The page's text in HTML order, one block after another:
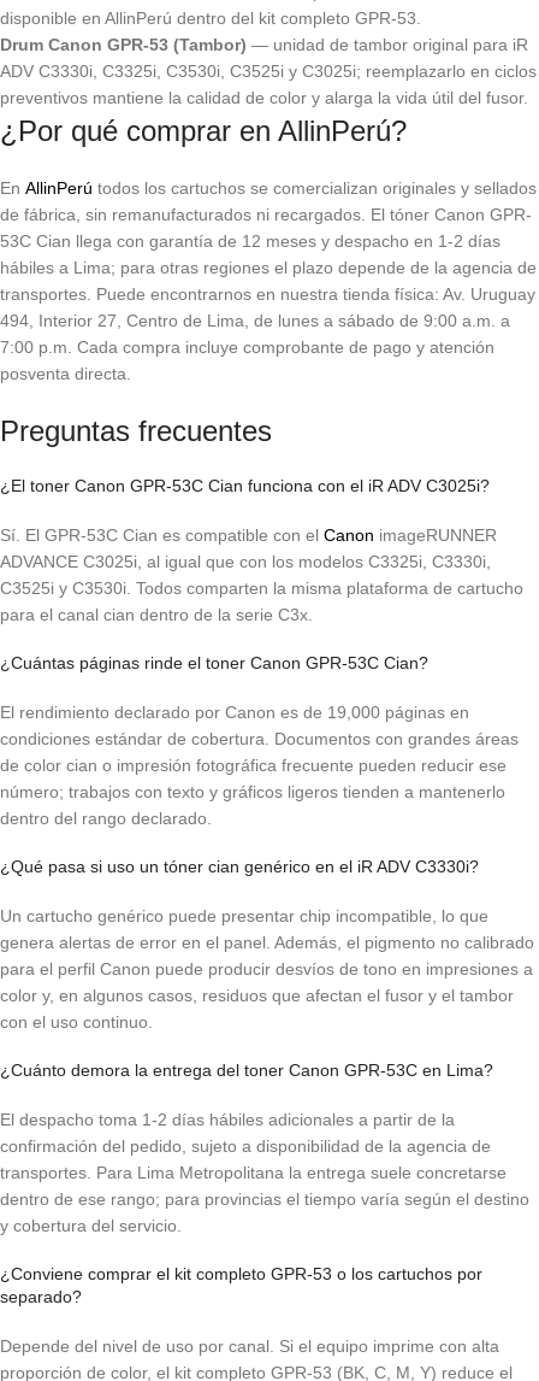
disponible en AllinPerú dentro del kit completo GPR-53.
Drum Canon GPR-53 (Tambor) — unidad de tambor original para iR
ADV C3330i, C3325i, C3530i, C3525i y C3025i; reemplazarlo en ciclos
preventivos mantiene la calidad de color y alarga la vida útil del fusor.
¿Por qué comprar en AllinPerú?
En AllinPerú todos los cartuchos se comercializan originales y sellados
de fábrica, sin remanufacturados ni recargados. El tóner Canon GPR-
53C Cian llega con garantía de 12 meses y despacho en 1-2 días
hábiles a Lima; para otras regiones el plazo depende de la agencia de
transportes. Puede encontrarnos en nuestra tienda física: Av. Uruguay
494, Interior 27, Centro de Lima, de lunes a sábado de 9:00 a.m. a
7:00 p.m. Cada compra incluye comprobante de pago y atención
posventa directa.
Preguntas frecuentes
¿El toner Canon GPR-53C Cian funciona con el iR ADV C3025i?
Sí. El GPR-53C Cian es compatible con el Canon imageRUNNER
ADVANCE C3025i, al igual que con los modelos C3325i, C3330i,
C3525i y C3530i. Todos comparten la misma plataforma de cartucho
para el canal cian dentro de la serie C3x.
¿Cuántas páginas rinde el toner Canon GPR-53C Cian?
El rendimiento declarado por Canon es de 19,000 páginas en
condiciones estándar de cobertura. Documentos con grandes áreas
de color cian o impresión fotográfica frecuente pueden reducir ese
número; trabajos con texto y gráficos ligeros tienden a mantenerlo
dentro del rango declarado.
¿Qué pasa si uso un tóner cian genérico en el iR ADV C3330i?
Un cartucho genérico puede presentar chip incompatible, lo que
genera alertas de error en el panel. Además, el pigmento no calibrado
para el perfil Canon puede producir desvíos de tono en impresiones a
color y, en algunos casos, residuos que afectan el fusor y el tambor
con el uso continuo.
¿Cuánto demora la entrega del toner Canon GPR-53C en Lima?
El despacho toma 1-2 días hábiles adicionales a partir de la
confirmación del pedido, sujeto a disponibilidad de la agencia de
transportes. Para Lima Metropolitana la entrega suele concretarse
dentro de ese rango; para provincias el tiempo varía según el destino
y cobertura del servicio.
¿Conviene comprar el kit completo GPR-53 o los cartuchos por
separado?
Depende del nivel de uso por canal. Si el equipo imprime con alta
proporción de color, el kit completo GPR-53 (BK, C, M, Y) reduce el